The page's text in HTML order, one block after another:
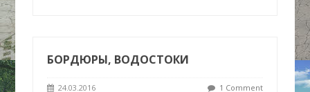
БОРДЮРЫ, ВОДОСТОКИ
24.03.2016 1 Comment